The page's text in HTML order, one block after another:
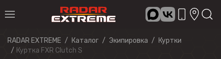
RADAR EXTREME Каталог Экипировка
Куртки
Куртка FXR Clutch S